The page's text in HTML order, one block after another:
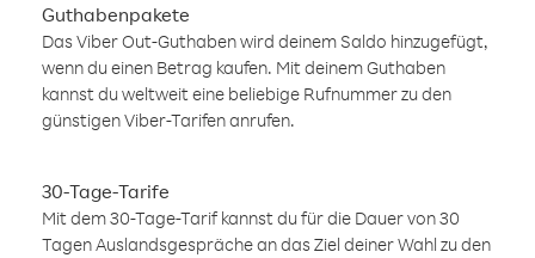
Guthabenpakete
Das Viber Out-Guthaben wird deinem Saldo hinzugefügt,
wenn du einen Betrag kaufen. Mit deinem Guthaben
kannst du weltweit eine beliebige Rufnummer zu den
günstigen Viber-Tarifen anrufen.
30-Tage-Tarife
Mit dem 30-Tage-Tarif kannst du für die Dauer von 30
Tagen Auslandsgespräche an das Ziel deiner Wahl zu den